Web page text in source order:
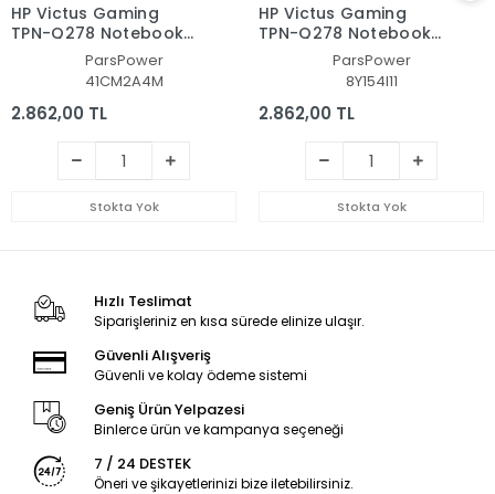
HP Victus Gaming
TPN-Q278 Notebook
Laptop Alt Kasa
ParsPower
41CM2A4M
2.862,00 TL
Stokta Yok
HP Victus Gaming
TPN-Q278 Notebook
Laptop Alt Kasa
ParsPower
8Y154I11
2.862,00 TL
Stokta Yok
Hızlı Teslimat
Siparişleriniz en kısa sürede elinize ulaşır.
Güvenli Alışveriş
Güvenli ve kolay ödeme sistemi
Geniş Ürün Yelpazesi
Binlerce ürün ve kampanya seçeneği
7 / 24 DESTEK
Öneri ve şikayetlerinizi bize iletebilirsiniz.